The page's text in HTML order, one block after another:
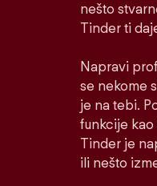
nešto
Tinder ti
Napravi
se nekome
je na tebi.
funkcije kao
Tinder je
ili nešto